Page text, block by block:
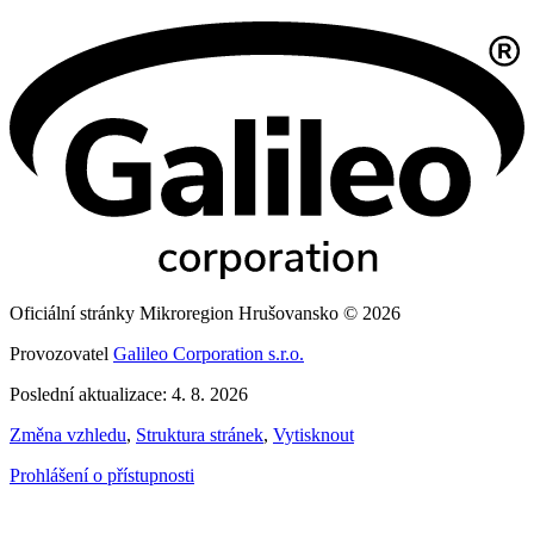
Oficiální stránky Mikroregion Hrušovansko © 2026
Provozovatel Galileo Corporation s.r.o.
Poslední aktualizace: 4. 8. 2026
Změna vzhledu, Struktura stránek, Vytisknout
Prohlášení o přístupnosti